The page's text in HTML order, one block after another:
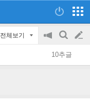
전체보기
공
지
on/off
검
색
글
쓰
10추글